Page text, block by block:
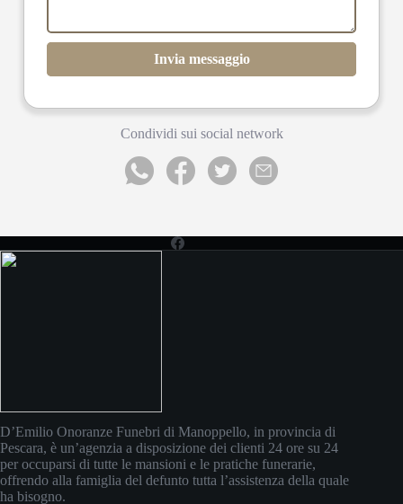
Invia messaggio
Condividi sui social network
D’Emilio Onoranze Funebri di Manoppello, in provincia di
Pescara, è un’agenzia a disposizione dei clienti 24 ore su 24
per occuparsi di tutte le mansioni e le pratiche funerarie,
offrendo alla famiglia del defunto tutta l’assistenza della quale
ha bisogno.